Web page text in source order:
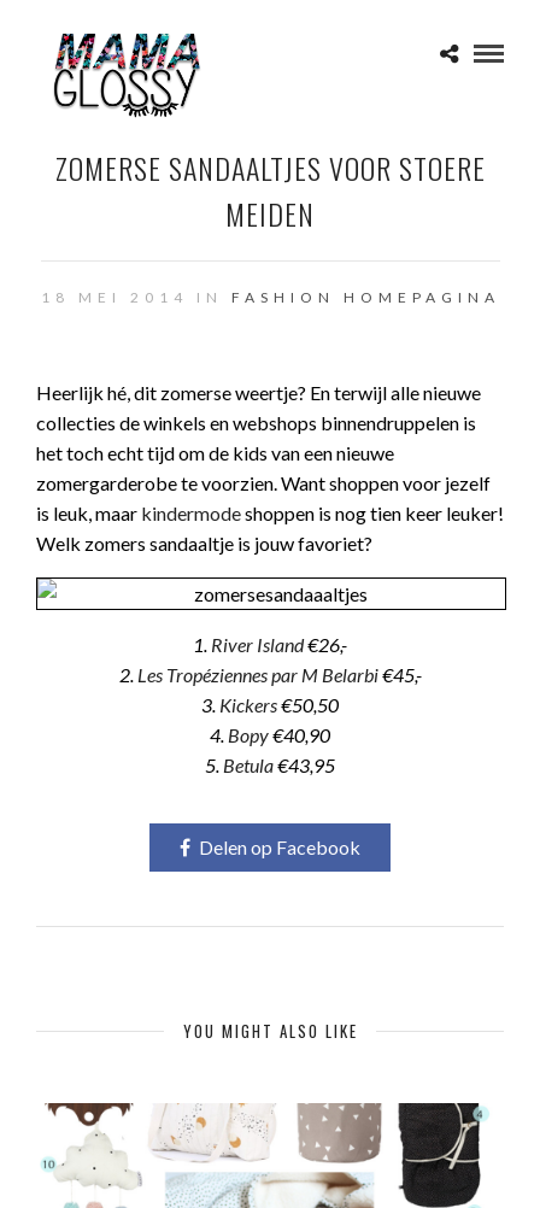
ZOMERSE SANDAALTJES VOOR STOERE
MEIDEN
18 MEI 2014 IN FASHION HOMEPAGINA
Heerlijk hé, dit zomerse weertje? En terwijl alle nieuwe
collecties de winkels en webshops binnendruppelen is
het toch echt tijd om de kids van een nieuwe
zomergarderobe te voorzien. Want shoppen voor jezelf
is leuk, maar kindermodeshoppen is nog tien keer leuker!
Welk zomers sandaaltje is jouw favoriet?
1. River Island€26,-
2. Les Tropéziennes par M Belarbi€45,-
3. Kickers€50,50
4. Bopy€40,90
5. Betula€43,95
Delen op Facebook
YOU MIGHT ALSO LIKE